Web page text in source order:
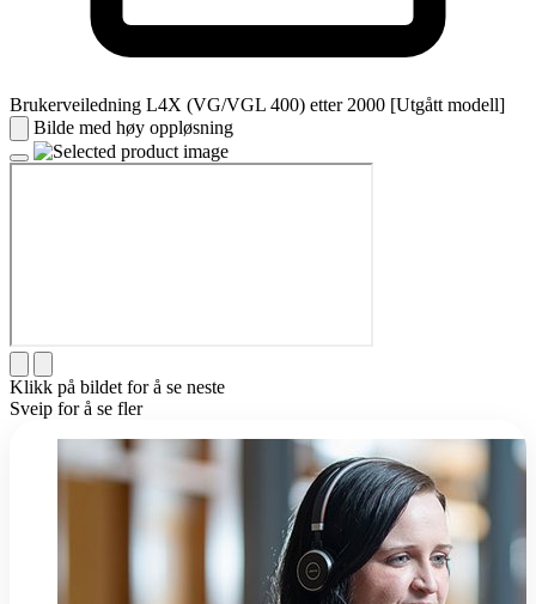
Brukerveiledning L4X (VG/VGL 400) etter 2000 [Utgått modell]
Bilde med høy oppløsning
Klikk på bildet for å se neste
Sveip for å se fler